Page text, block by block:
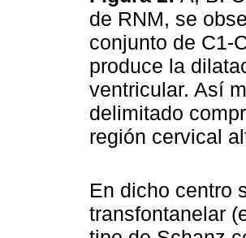
de RNM, se
conjunto de C1-
produce la
ventricular. Así
delimitado
región cervical
En dicho centro
transfontanelar